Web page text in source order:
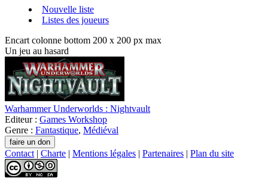
Nouvelle liste
Listes des joueurs
Encart colonne bottom 200 x 200 px max
Un jeu au hasard
Warhammer Underworlds : Nightvault
Editeur : Games Workshop
Genre : Fantastique, Médiéval
Contact | Charte | Mentions légales | Partenaires | Plan du site